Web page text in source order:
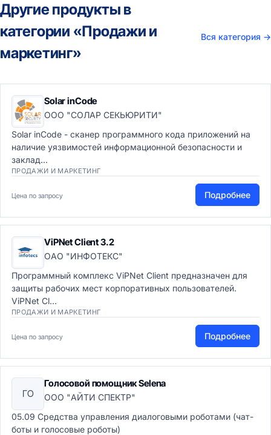
Другие продукты в
категории «Продажи и
маркетинг»
Вся категория →
Solar inCode
ООО "СОЛАР СЕКЬЮРИТИ"
Solar inCode - сканер программного кода приложений на
наличие уязвимостей информационной безопасности и
заклад...
ПРОДАЖИ И МАРКЕТИНГ
Цена по запросу Подробнее
ViPNet Client 3.2
ОАО "ИНФОТЕКС"
Программный комплекс ViPNet Client предназначен для
защиты рабочих мест корпоративных пользователей.
ViPNet Cl...
ПРОДАЖИ И МАРКЕТИНГ
Цена по запросу Подробнее
ГО
Голосовой помощник Selena
ООО "АЙТИ СПЕКТР"
05.09 Средства управления диалоговыми роботами (чат-
боты и голосовые роботы)